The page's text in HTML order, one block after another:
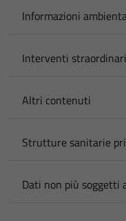
Informazioni
Interventi
Altri contenuti
Strutture sanitarie
Dati non più soggetti